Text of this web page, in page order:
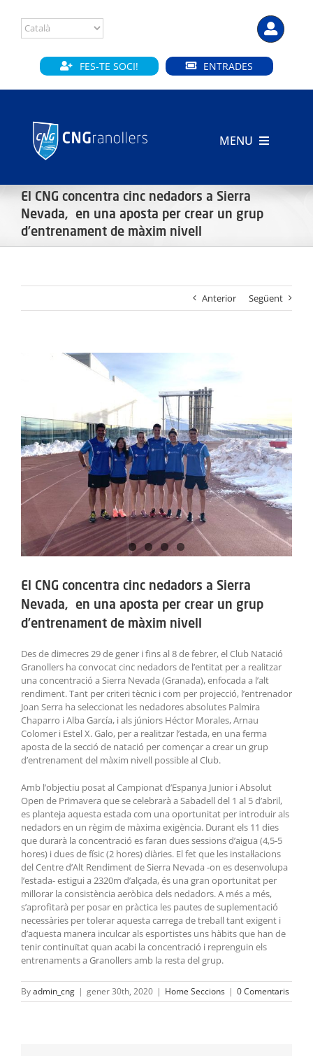
content
FES-TE SOCI! ENTRADES
MENU
CLUB
INSTAL·LACIONS
SERVEIS
BLOG
EMPRESES
CONTACTE
TREBALLA AMB NOSALTRES!
El CNG concentra cinc nedadors a Sierra
Nevada, en una aposta per crear un grup
d’entrenament de màxim nivell
Anterior Següent
El CNG concentra cinc nedadors a Sierra
Nevada, en una aposta per crear un grup
d’entrenament de màxim nivell
Des de dimecres 29 de gener i fins al 8 de febrer, el Club Natació
Granollers ha convocat cinc nedadors de l’entitat per a realitzar
una concentració a Sierra Nevada (Granada), enfocada a l’alt
rendiment. Tant per criteri tècnic i com per projecció, l’entrenador
Joan Serra ha seleccionat les nedadores absolutes Palmira
Chaparro i Alba García, i als júniors Héctor Morales, Arnau
Colomer i Estel X. Galo, per a realitzar l’estada, en una ferma
aposta de la secció de natació per començar a crear un grup
d’entrenament del màxim nivell possible al Club.
Amb l’objectiu posat al Campionat d’Espanya Junior i Absolut
Open de Primavera que se celebrarà a Sabadell del 1 al 5 d’abril,
es planteja aquesta estada com una oportunitat per introduir als
nedadors en un règim de màxima exigència. Durant els 11 dies
que durarà la concentració es faran dues sessions d’aigua (4,5-5
hores) i dues de físic (2 hores) diàries. El fet que les instal·lacions
del Centre d’Alt Rendiment de Sierra Nevada -on es desenvolupa
l’estada- estigui a 2320m d’alçada, és una gran oportunitat per
millorar la consistència aeròbica dels nedadors. A més a més,
s’aprofitarà per posar en pràctica les pautes de suplementació
necessàries per tolerar aquesta carrega de treball tant exigent i
d’aquesta manera inculcar als esportistes uns hàbits que han de
tenir continuïtat quan acabi la concentració i reprenguin els
entrenaments a Granollers amb la resta del grup.
Byadmin_cng | gener 30th, 2020 | Home Seccions | 0 Comentaris